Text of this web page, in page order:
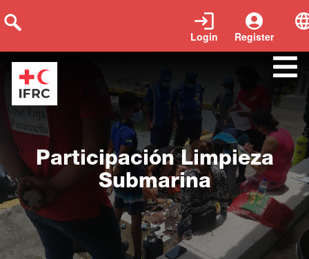
Register
Login
Participación Limpieza
Submarina